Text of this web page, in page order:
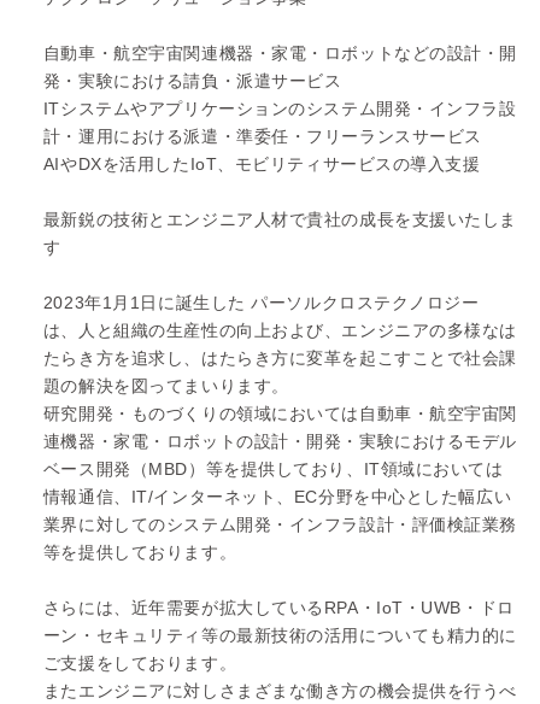
自動車・航空宇宙関連機器・家電・ロボットなどの設計・開
発・実験における請負・派遣サービス
ITシステムやアプリケーションのシステム開発・インフラ設
計・運用における派遣・準委任・フリーランスサービス
AIやDXを活用したIoT、モビリティサービスの導入支援
最新鋭の技術とエンジニア人材で貴社の成長を支援いたしま
す
2023年1月1日に誕生した パーソルクロステクノロジー
は、人と組織の生産性の向上および、エンジニアの多様なは
たらき方を追求し、はたらき方に変革を起こすことで社会課
題の解決を図ってまいります。
研究開発・ものづくりの領域においては自動車・航空宇宙関
連機器・家電・ロボットの設計・開発・実験におけるモデル
ベース開発（MBD）等を提供しており、IT領域においては
情報通信、IT/インターネット、EC分野を中心とした幅広い
業界に対してのシステム開発・インフラ設計・評価検証業務
等を提供しております。
さらには、近年需要が拡大しているRPA・IoT・UWB・ドロ
ーン・セキュリティ等の最新技術の活用についても精力的に
ご支援をしております。
またエンジニアに対しさまざまな働き方の機会提供を行うべ